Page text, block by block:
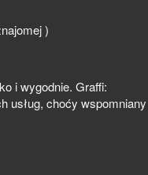
)
i wygodnie. Graffi:
usług, choćy wspomniany